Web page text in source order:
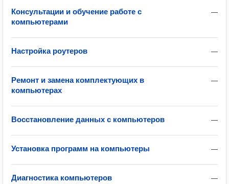
—
Консультации и обучение работе с
компьютерами
—
Настройка роутеров
—
Ремонт и замена комплектующих в
компьютерах
—
Восстановление данных с компьютеров
—
Установка программ на компьютеры
—
Диагностика компьютеров